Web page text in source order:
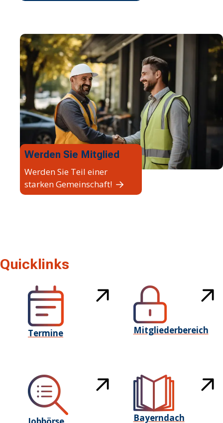
Werden Sie Mitglied
Werden Sie Teil einer
starken Gemeinschaft!
Quicklinks
Termine Mitgliederbereich
Bayerndach